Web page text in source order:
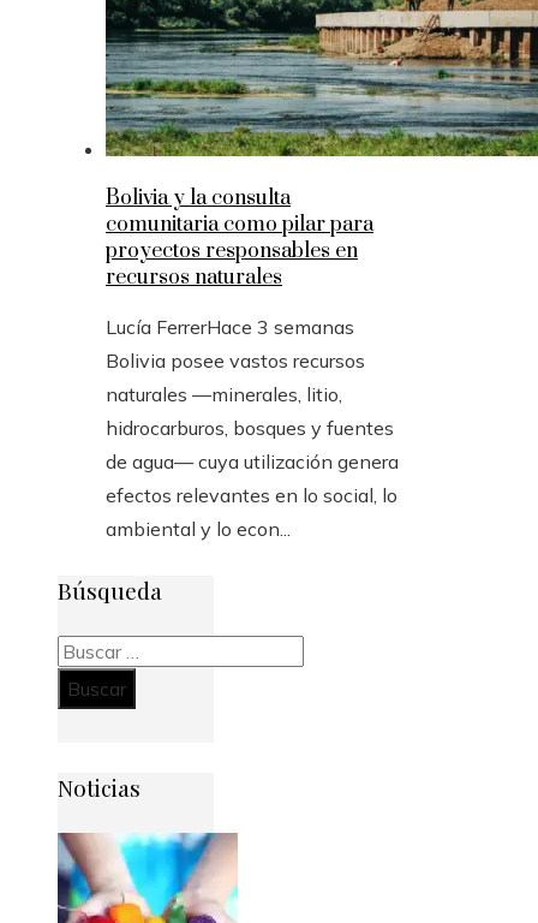
Bolivia y la consulta
comunitaria como pilar para
proyectos responsables en
recursos naturales
Lucía FerrerHace 3 semanas
Bolivia posee vastos recursos
naturales —minerales, litio,
hidrocarburos, bosques y fuentes
de agua— cuya utilización genera
efectos relevantes en lo social, lo
ambiental y lo econ...
Búsqueda
Buscar:
Noticias